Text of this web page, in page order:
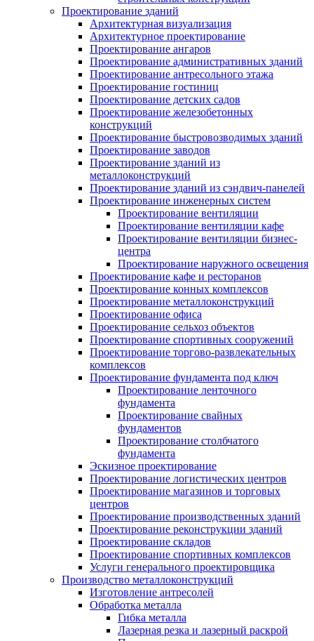
Проектирование зданий
Архитектурная визуализация
Архитектурное проектирование
Проектирование ангаров
Проектирование административных зданий
Проектирование антресольного этажа
Проектирование гостиниц
Проектирование детских садов
Проектирование железобетонных
конструкций
Проектирование быстровозводимых зданий
Проектирование заводов
Проектирование зданий из
металлоконструкций
Проектирование зданий из сэндвич-панелей
Проектирование инженерных систем
Проектирование вентиляции
Проектирование вентиляции кафе
Проектирование вентиляции бизнес-
центра
Проектирование наружного освещения
Проектирование кафе и ресторанов
Проектирование конных комплексов
Проектирование металлоконструкций
Проектирование офиса
Проектирование сельхоз объектов
Проектирование спортивных сооружений
Проектирование торгово-развлекательных
комплексов
Проектирование фундамента под ключ
Проектирование ленточного
фундамента
Проектирование свайных
фундаментов
Проектирование столбчатого
фундамента
Эскизное проектирование
Проектирование логистических центров
Проектирование магазинов и торговых
центров
Проектирование производственных зданий
Проектирование реконструкции зданий
Проектирование складов
Проектирование спортивных комплексов
Услуги генерального проектировщика
Производство металлоконструкций
Изготовление антресолей
Обработка металла
Гибка металла
Лазерная резка и лазерный раскрой